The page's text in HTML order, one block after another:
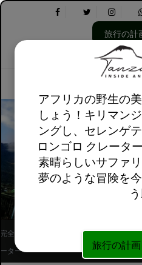
旅行の計
選
択
し
て
く
だ
さ
い:
私たち
マラングルート
完全に登録されたアフリカ現地ツアーオペ
ーター
アフリカの野生の
しょう！キリマン
ングし、セレンゲ
ロンゴロ クレータ
素晴らしいサファ
夢のような冒険を
う!
旅行の計